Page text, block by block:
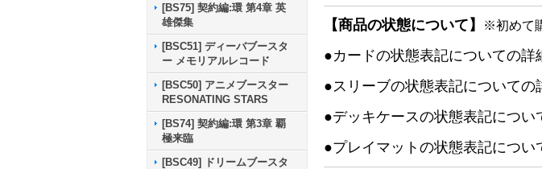
[BS75] 契約編:環 第4章 英
雄傑集
[BSC51] ディーバブースタ
ー メモリアルレコード
[BSC50] アニメブースター
RESONATING STARS
[BS74] 契約編:環 第3章 覇
極来臨
[BSC49] ドリームブースタ
【商品の状態について】 ※初めて
●カードの状態表記についての詳
●スリーブの状態表記についての
●デッキケースの状態表記につい
●プレイマットの状態表記につい